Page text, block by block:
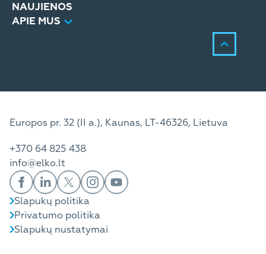
NAUJIENOS
APIE MUS
Europos pr. 32 (II a.), Kaunas, LT-46326, Lietuva
+370 64 825 438
info@elko.lt
Slapukų politika
Privatumo politika
Slapukų nustatymai